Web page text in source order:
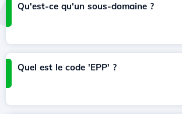
Qu'est-ce qu'un sous-domaine ?
Quel est le code 'EPP' ?